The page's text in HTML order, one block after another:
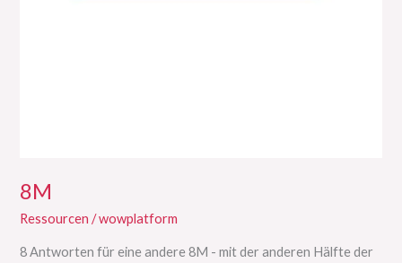
8M
Ressourcen /wowplatform
8 Antworten für eine andere 8M - mit der anderen Hälfte der